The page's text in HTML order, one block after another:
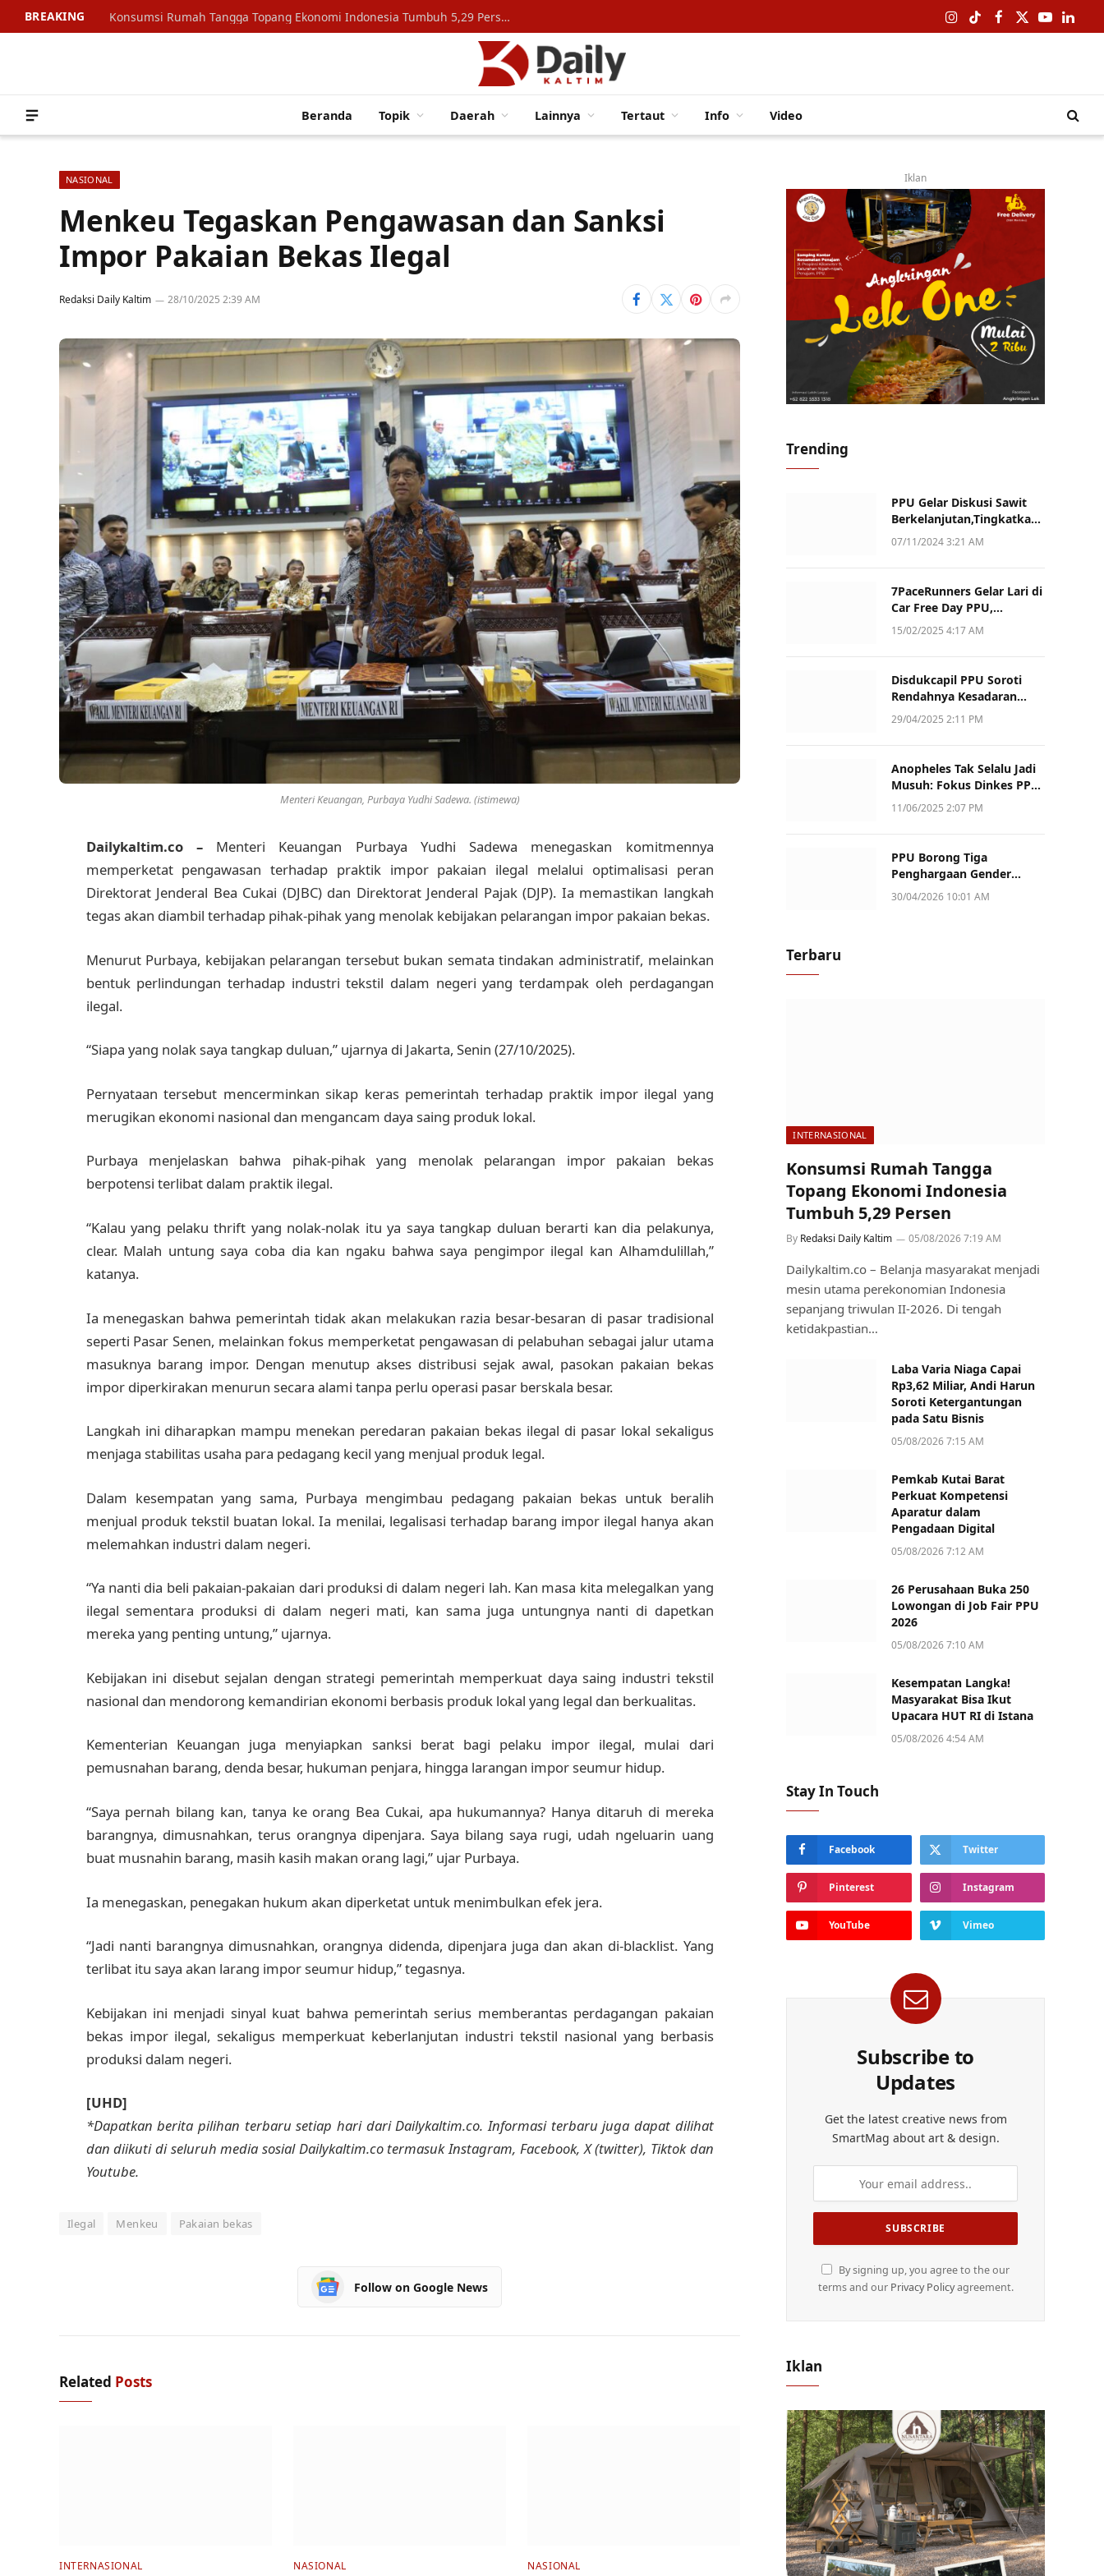
BREAKING Konsumsi Rumah Tangga Topang Ekonomi Indonesia Tumbuh 5,29 Persen Instagram
TikTokFacebook
X
YouTube
Beranda Topik Daerah Lainnya Tertaut Info Video
NASIONAL
Menkeu Tegaskan Pengawasan dan Sanksi
Impor Pakaian Bekas Ilegal
Redaksi Daily Kaltim 28/10/2025 2:39 AM
Menteri Keuangan, Purbaya Yudhi Sadewa. (istimewa)
Dailykaltim.co – Menteri Keuangan Purbaya Yudhi Sadewa menegaskan komitmennya
memperketat pengawasan terhadap praktik impor pakaian ilegal melalui optimalisasi peran
Direktorat Jenderal Bea Cukai (DJBC) dan Direktorat Jenderal Pajak (DJP). Ia memastikan langkah
tegas akan diambil terhadap pihak-pihak yang menolak kebijakan pelarangan impor pakaian bekas.
Menurut Purbaya, kebijakan pelarangan tersebut bukan semata tindakan administratif, melainkan
bentuk perlindungan terhadap industri tekstil dalam negeri yang terdampak oleh perdagangan
ilegal.
“Siapa yang nolak saya tangkap duluan,” ujarnya di Jakarta, Senin (27/10/2025).
Pernyataan tersebut mencerminkan sikap keras pemerintah terhadap praktik impor ilegal yang
merugikan ekonomi nasional dan mengancam daya saing produk lokal.
Purbaya menjelaskan bahwa pihak-pihak yang menolak pelarangan impor pakaian bekas
berpotensi terlibat dalam praktik ilegal.
“Kalau yang pelaku thrift yang nolak-nolak itu ya saya tangkap duluan berarti kan dia pelakunya,
clear. Malah untung saya coba dia kan ngaku bahwa saya pengimpor ilegal kan Alhamdulillah,”
katanya.
Ia menegaskan bahwa pemerintah tidak akan melakukan razia besar-besaran di pasar tradisional
seperti Pasar Senen, melainkan fokus memperketat pengawasan di pelabuhan sebagai jalur utama
masuknya barang impor. Dengan menutup akses distribusi sejak awal, pasokan pakaian bekas
impor diperkirakan menurun secara alami tanpa perlu operasi pasar berskala besar.
Langkah ini diharapkan mampu menekan peredaran pakaian bekas ilegal di pasar lokal sekaligus
menjaga stabilitas usaha para pedagang kecil yang menjual produk legal.
Dalam kesempatan yang sama, Purbaya mengimbau pedagang pakaian bekas untuk beralih
menjual produk tekstil buatan lokal. Ia menilai, legalisasi terhadap barang impor ilegal hanya akan
melemahkan industri dalam negeri.
“Ya nanti dia beli pakaian-pakaian dari produksi di dalam negeri lah. Kan masa kita melegalkan yang
ilegal sementara produksi di dalam negeri mati, kan sama juga untungnya nanti di dapetkan
mereka yang penting untung,” ujarnya.
Kebijakan ini disebut sejalan dengan strategi pemerintah memperkuat daya saing industri tekstil
nasional dan mendorong kemandirian ekonomi berbasis produk lokal yang legal dan berkualitas.
Kementerian Keuangan juga menyiapkan sanksi berat bagi pelaku impor ilegal, mulai dari
pemusnahan barang, denda besar, hukuman penjara, hingga larangan impor seumur hidup.
“Saya pernah bilang kan, tanya ke orang Bea Cukai, apa hukumannya? Hanya ditaruh di mereka
barangnya, dimusnahkan, terus orangnya dipenjara. Saya bilang saya rugi, udah ngeluarin uang
buat musnahin barang, masih kasih makan orang lagi,” ujar Purbaya.
Ia menegaskan, penegakan hukum akan diperketat untuk menimbulkan efek jera.
“Jadi nanti barangnya dimusnahkan, orangnya didenda, dipenjara juga dan akan di-blacklist. Yang
terlibat itu saya akan larang impor seumur hidup,” tegasnya.
Kebijakan ini menjadi sinyal kuat bahwa pemerintah serius memberantas perdagangan pakaian
bekas impor ilegal, sekaligus memperkuat keberlanjutan industri tekstil nasional yang berbasis
produksi dalam negeri.
[UHD]
*Dapatkan berita pilihan terbaru setiap hari dari Dailykaltim.co. Informasi terbaru juga dapat dilihat
dan diikuti di seluruh media sosial Dailykaltim.co termasuk Instagram, Facebook, X (twitter), Tiktok dan
Youtube.
Ilegal Menkeu Pakaian bekas
Follow on Google News
Related Posts
INTERNASIONAL NASIONAL NASIONAL
Iklan
Trending
PPU Gelar Diskusi Sawit
Berkelanjutan,Tingkatkan
Daya Saing dan Kualitas
07/11/2024 3:21 AM
7PaceRunners Gelar Lari di
Car Free Day PPU,
Kampanye Gaya Hidup
15/02/2025 4:17 AM
Disdukcapil PPU Soroti
Rendahnya Kesadaran
Warga Soal Pelaporan
29/04/2025 2:11 PM
Anopheles Tak Selalu Jadi
Musuh: Fokus Dinkes PPU
Kini ke Penularan Aktif di
11/06/2025 2:07 PM
PPU Borong Tiga
Penghargaan Gender
Champion Kaltim 2026,
30/04/2026 10:01 AM
Terbaru
INTERNASIONAL
Konsumsi Rumah Tangga
Topang Ekonomi Indonesia
Tumbuh 5,29 Persen
By Redaksi Daily Kaltim 05/08/2026 7:19 AM
Dailykaltim.co – Belanja masyarakat menjadi
mesin utama perekonomian Indonesia
sepanjang triwulan II-2026. Di tengah
ketidakpastian…
Laba Varia Niaga Capai
Rp3,62 Miliar, Andi Harun
Soroti Ketergantungan
pada Satu Bisnis
05/08/2026 7:15 AM
Pemkab Kutai Barat
Perkuat Kompetensi
Aparatur dalam
Pengadaan Digital
05/08/2026 7:12 AM
26 Perusahaan Buka 250
Lowongan di Job Fair PPU
2026
05/08/2026 7:10 AM
Kesempatan Langka!
Masyarakat Bisa Ikut
Upacara HUT RI di Istana
05/08/2026 4:54 AM
Stay In Touch
Facebook Twitter
Pinterest Instagram
YouTube Vimeo
Subscribe to
Updates
Get the latest creative news from
SmartMag about art & design.
By signing up, you agree to the our
terms and our Privacy Policyagreement.
Iklan